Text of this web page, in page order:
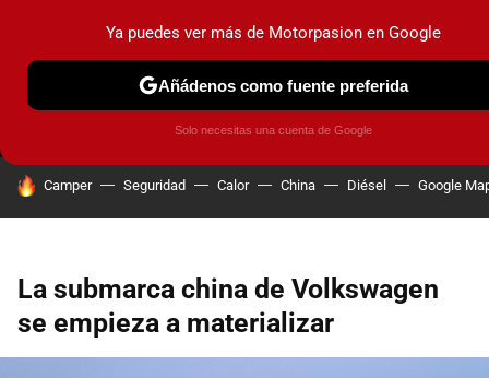
MENÚ NUEVO
COCHES ELÉCTRICOS OBSERVATORIO
HOY SE HABLA DE
Camper Seguridad Calor China Diésel Google
La submarca china de Volkswagen
se empieza a materializar
Ya puedes ver más de Motorpasion en Google
Añádenos como fuente preferida
Solo necesitas una cuenta de Google